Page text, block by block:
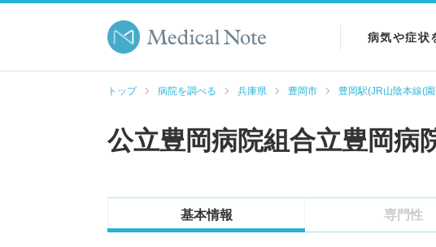
病気や症状
トップ 病院を調べる 兵庫県 豊岡市 豊岡駅(JR山陰本線(
公立豊岡病院組合立豊岡病
基本情報 専門性